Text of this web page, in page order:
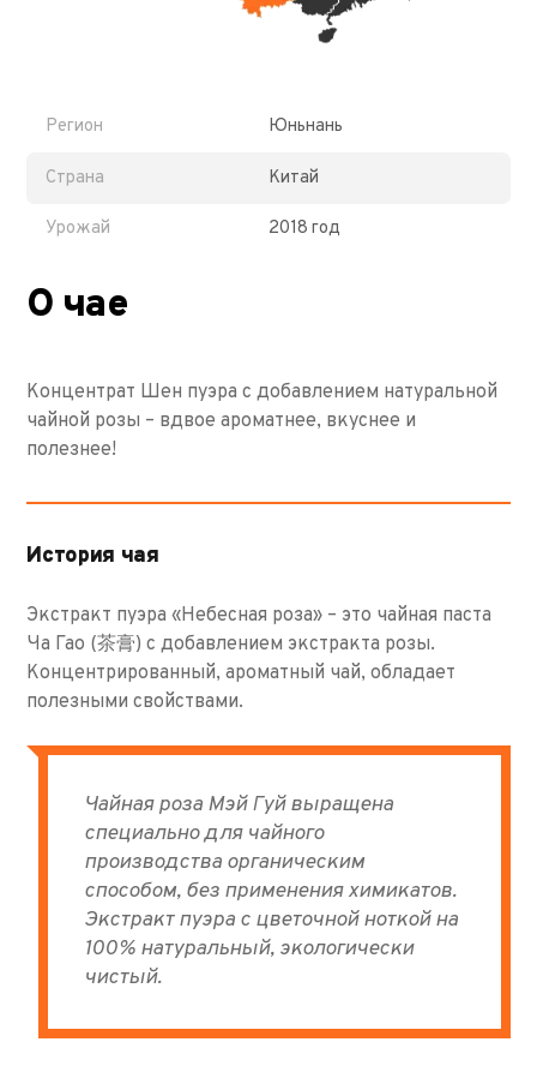
Регион Юньнань
Страна Китай
Урожай 2018 год
О чае
Концентрат Шен пуэра с добавлением натуральной
чайной розы – вдвое ароматнее, вкуснее и
полезнее!
История чая
Экстракт пуэра «Небесная роза» – это чайная паста
Ча Гао (茶膏) с добавлением экстракта розы.
Концентрированный, ароматный чай, обладает
полезными свойствами.
Чайная роза Мэй Гуй выращена
специально для чайного
производства органическим
способом, без применения химикатов.
Экстракт пуэра с цветочной ноткой на
100% натуральный, экологически
чистый.